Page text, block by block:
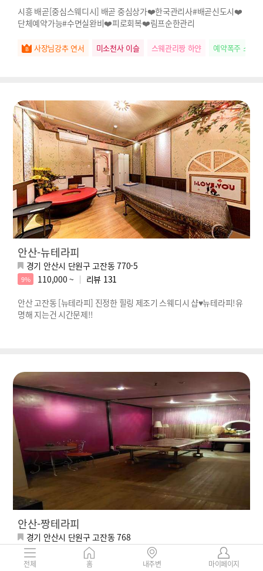
시흥 배곧[중심스웨디시] 배곧 중심상가❤️한국관리사#배곧신도시❤️
단체예약가능#수면실완비❤️피로회복❤️림프순한관리
사장님강추 연서 미소천사 이슬 스웨관리짱 하얀 예약폭주 소희
안산-뉴테라피
경기 안산시 단원구 고잔동 770-5
9% 110,000 ~ 리뷰 131
안산 고잔동 [뉴테라피] 진정한 힐링 제조기 스웨디시 샵♥뉴테라피!유
명해 지는건 시간문제!!
안산-짱테라피
경기 안산시 단원구 고잔동 768
9% 리뷰
전체 홈 내주변 마이페이지